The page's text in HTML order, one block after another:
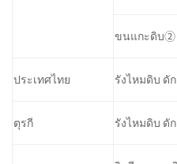
ขนแกะดิบ②
ประเทศไทย รังไหมดิบ ดั
ตุรกี รังไหมดิบ ดั